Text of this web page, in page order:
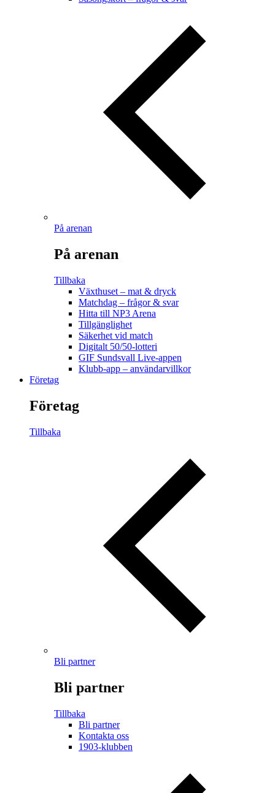
På arenan
På arenan
Tillbaka
Växthuset – mat & dryck
Matchdag – frågor & svar
Hitta till NP3 Arena
Tillgänglighet
Säkerhet vid match
Digitalt 50/50-lotteri
GIF Sundsvall Live-appen
Klubb-app – användarvillkor
Företag
Företag
Tillbaka
Bli partner
Bli partner
Tillbaka
Bli partner
Kontakta oss
1903-klubben